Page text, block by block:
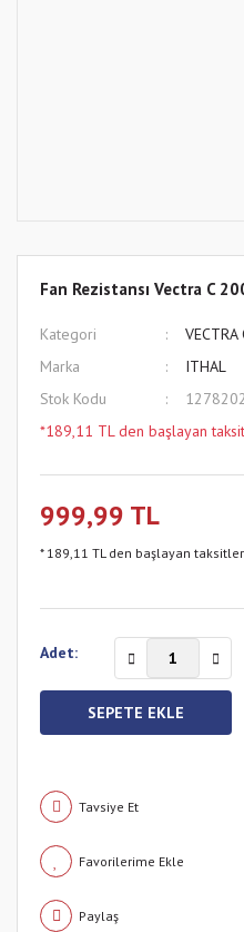
Fan Rezistansı Vectra C
Kategori
Marka
ITHAL
Stok Kodu
*189,11 TL den başlayan
999,99 TL
* 189,11 TL den başlayan
Adet:
SEPETE EKLE
Tavsiye Et
Paylaş